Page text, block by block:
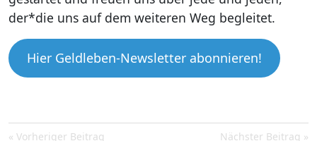
der*die uns auf dem weiteren Weg begleitet.
Hier Geldleben-Newsletter abonnieren!
Vorheriger Beitrag Nächster Beitrag